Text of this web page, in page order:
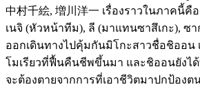
中村千絵, 増川洋一 เรื่องราวในภาคนี้คื
เนจิ (หัวหน้าทีม), ลี (มาแทนซาสึเกะ), ซ
ออกเดินทางไปคุ้มกันมิโกะสาวชื่อชิออน
โมเรียวที่ฟื้นคืนชีพขึ้นมา และชิออนยังได้
จะต้องตายจากการที่เอาชีวิตมาปกป้องต